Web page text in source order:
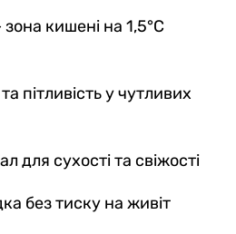
кишені на 1,5°C
пітливість у чутливих
для сухості та свіжості
без тиску на живіт